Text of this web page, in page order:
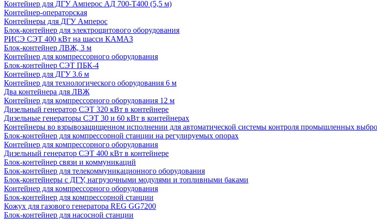
Контейнер для ДГУ Амперос АД 700-Т400 (5,5 м)
Контейнер-операторская
Контейнеры для ДГУ Амперос
Блок-контейнер для электрощитового оборудования
РИСЭ СЭТ 400 кВт на шасси КАМАЗ
Блок-контейнер ЛВЖ, 3 м
Контейнер для компрессорного оборудования
Блок-контейнер СЭТ ПБК-4
Контейнер для ДГУ 3.6 м
Контейнер для технологического оборудования 6 м
Два контейнера для ЛВЖ
Контейнер для компрессорного оборудования 12 м
Дизельный генератор СЭТ 320 кВт в контейнере
Дизельные генераторы СЭТ 30 и 60 кВт в контейнерах
Контейнеры во взрывозащищенном исполнении для автоматической системы контроля промышленных
Блок-контейнер для компрессорной станции на регулируемых опорах
Контейнер для компрессорного оборудования
Дизельный генератор СЭТ 400 кВт в контейнере
Блок-контейнер связи и коммуникаций
Блок-контейнер для телекоммуникационного оборудования
Блок-контейнеры с ДГУ, нагрузочными модулями и топливными баками
Контейнер для компрессорного оборудования
Блок-контейнер для компрессорной станции
Кожух для газового генератора REG GG7200
Блок-контейнер для насосной станции